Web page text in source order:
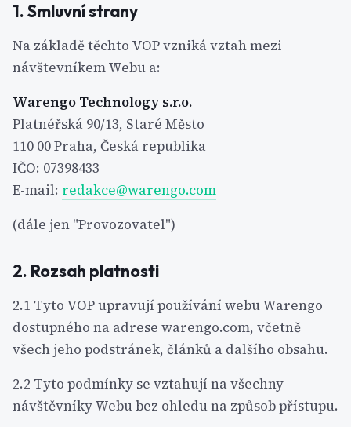
1. Smluvní strany
Na základě těchto VOP vzniká vztah mezi
návštevníkem Webu a:
Warengo Technology s.r.o.
Platnéřská 90/13, Staré Město
110 00 Praha, Česká republika
IČO: 07398433
E-mail: redakce@warengo.com
(dále jen "Provozovatel")
2. Rozsah platnosti
2.1 Tyto VOP upravují používání webu Warengo
dostupného na adrese warengo.com, včetně
všech jeho podstránek, článků a dalšího obsahu.
2.2 Tyto podmínky se vztahují na všechny
návštěvníky Webu bez ohledu na způsob přístupu.